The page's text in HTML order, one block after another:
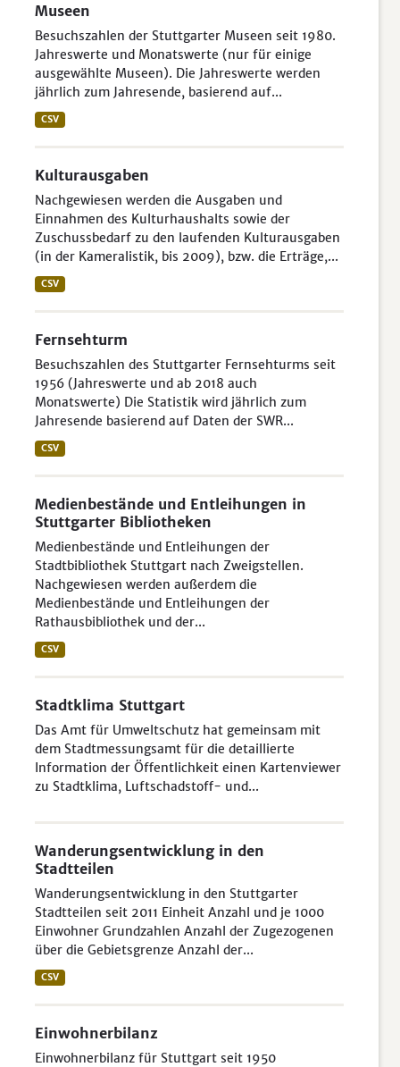
Museen
Besuchszahlen der Stuttgarter Museen seit 1980.
Jahreswerte und Monatswerte (nur für einige
ausgewählte Museen). Die Jahreswerte werden
jährlich zum Jahresende, basierend auf...
CSV
Kulturausgaben
Nachgewiesen werden die Ausgaben und
Einnahmen des Kulturhaushalts sowie der
Zuschussbedarf zu den laufenden Kulturausgaben
(in der Kameralistik, bis 2009), bzw. die Erträge,...
CSV
Fernsehturm
Besuchszahlen des Stuttgarter Fernsehturms seit
1956 (Jahreswerte und ab 2018 auch
Monatswerte) Die Statistik wird jährlich zum
Jahresende basierend auf Daten der SWR...
CSV
Medienbestände und Entleihungen in
Stuttgarter Bibliotheken
Medienbestände und Entleihungen der
Stadtbibliothek Stuttgart nach Zweigstellen.
Nachgewiesen werden außerdem die
Medienbestände und Entleihungen der
Rathausbibliothek und der...
CSV
Stadtklima Stuttgart
Das Amt für Umweltschutz hat gemeinsam mit
dem Stadtmessungsamt für die detaillierte
Information der Öffentlichkeit einen Kartenviewer
zu Stadtklima, Luftschadstoff- und...
Wanderungsentwicklung in den
Stadtteilen
Wanderungsentwicklung in den Stuttgarter
Stadtteilen seit 2011 Einheit Anzahl und je 1000
Einwohner Grundzahlen Anzahl der Zugezogenen
über die Gebietsgrenze Anzahl der...
CSV
Einwohnerbilanz
Einwohnerbilanz für Stuttgart seit 1950